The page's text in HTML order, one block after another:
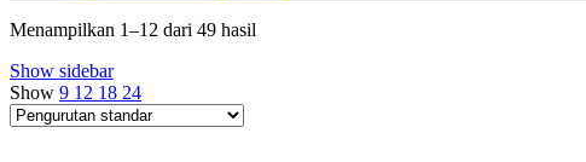
Menampilkan 1–12 dari 49 hasil
Show sidebar
Show 9 12 18 24